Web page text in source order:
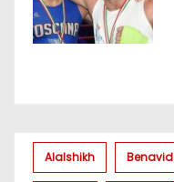
Alalshikh